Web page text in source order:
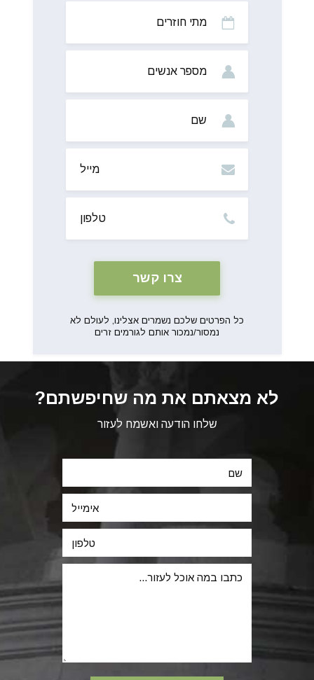
אנשים
כל הפרטים שלכם נשמרים אצלינו, לעולם לא
נמסור/נמכור אותם לגורמים זרים
לא מצאתם את מה שחיפשתם?
שלחו הודעה ואשמח לעזור